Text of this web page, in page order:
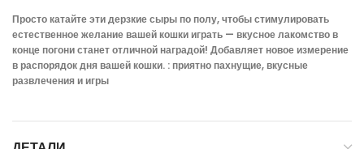
Просто катайте эти дерзкие сыры по полу, чтобы стимулировать
естественное желание вашей кошки играть — вкусное лакомство в
конце погони станет отличной наградой! Добавляет новое измерение
в распорядок дня вашей кошки. : приятно пахнущие, вкусные
развлечения и игры